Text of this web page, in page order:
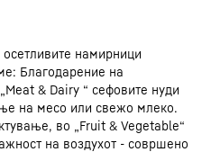
намирници
Благодарение на
& Dairy “ сефовите нуди
на месо или свежо млеко.
во „Fruit & Vegetable“
на воздухот - совршено